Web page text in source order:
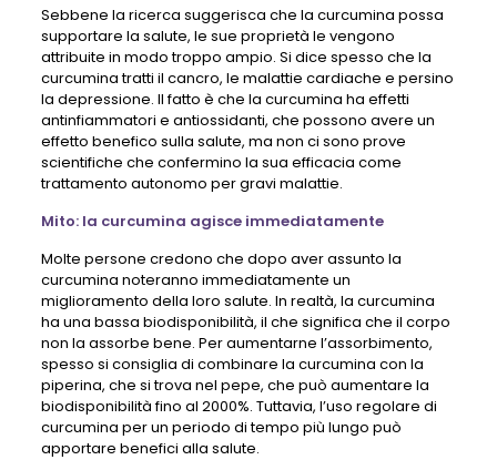
Sebbene la ricerca suggerisca che la curcumina possa
supportare la salute, le sue proprietà le vengono
attribuite in modo troppo ampio. Si dice spesso che la
curcumina tratti il ​​cancro, le malattie cardiache e persino
la depressione. Il fatto è che la curcumina ha effetti
antinfiammatori e antiossidanti, che possono avere un
effetto benefico sulla salute, ma non ci sono prove
scientifiche che confermino la sua efficacia come
trattamento autonomo per gravi malattie.
Mito: la curcumina agisce immediatamente
Molte persone credono che dopo aver assunto la
curcumina noteranno immediatamente un
miglioramento della loro salute. In realtà, la curcumina
ha una bassa biodisponibilità, il che significa che il corpo
non la assorbe bene. Per aumentarne l’assorbimento,
spesso si consiglia di combinare la curcumina con la
piperina, che si trova nel pepe, che può aumentare la
biodisponibilità fino al 2000%. Tuttavia, l’uso regolare di
curcumina per un periodo di tempo più lungo può
apportare benefici alla salute.